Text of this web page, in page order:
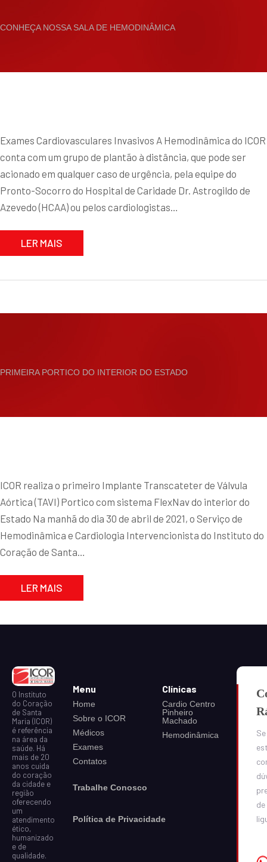
CONHEÇA NOSSA SALA DE HEMODINÂMICA
Exames Cardiovasculares Invasivos A Hemodinâmica do ICOR
conta com um grupo de plantão à distância, que pode ser
acionado em qualquer caso de urgência, pela equipe do
Pronto-Socorro do Hospital de Caridade Dr. Astrogildo de
Azevedo (HCAA) ou pelos cardiologistas…
LER MAIS
PRIMEIRA PORTICO DO INTERIOR DO ESTADO
ICOR realiza o primeiro Implante Transcateter de Válvula
Aórtica (TAVI) Portico com sistema FlexNav do interior do
Estado Na manhã do dia 30 de abril de 2021, o Serviço de
Hemodinâmica e Cardiologia Intervencionista do Instituto do
Coração de Santa…
LER MAIS
O Instituto
do Coração
de Santa
Maria (ICOR)
é referência
na área da
saúde. Há
mais de 20
anos cuida
do coração
da cidade e
região
oferecendo
um
atendimento
ético,
humanizado
e de
qualidade.
Menu
Home
Sobre o ICOR
Médicos
Exames
Contatos
Trabalhe Conosco
Política de Privacidade
Clínicas
Cardio Centro
Pinheiro
Machado
Hemodinâmica